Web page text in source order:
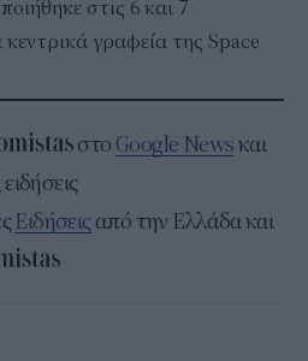
στις 6 και 7
γραφεία της Space
στο Google Newsκαι
Ειδήσειςαπό την Ελλάδα και